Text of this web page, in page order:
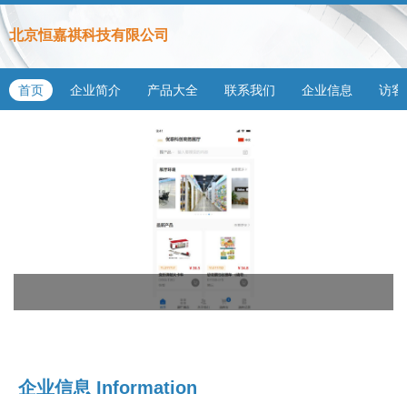
北京恒嘉祺科技有限公司
首页 企业简介 产品大全 联系我们 企业信息 访客
企业信息 Information